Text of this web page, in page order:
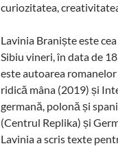
curiozitatea,
Lavinia Braniște este
Sibiu vineri, în data de
este autoarea
ridică mâna (2019) și
germană, polonă și
(Centrul Replika) și
Lavinia a scris texte